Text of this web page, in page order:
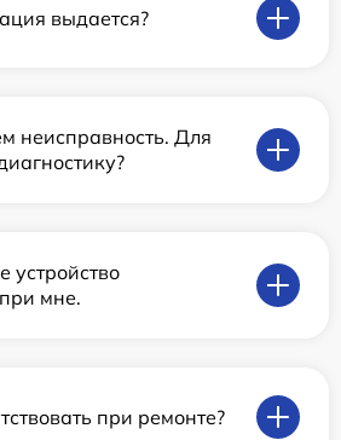
выдается?
неисправность. Для
устройство
мне.
при ремонте?